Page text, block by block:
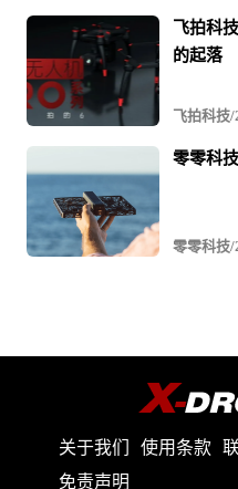
视
频
飞拍科
的起落
飞拍科技/
零零科
零零科技/
关于我们 使用条款
免责声明